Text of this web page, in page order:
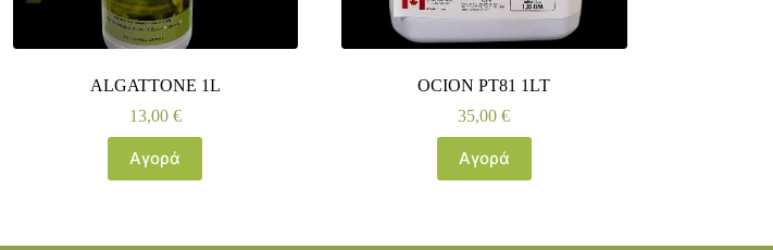
ALGATTONE 1L
13,00 €
Αγορά
OCION PT81 1LT
35,00€
Αγορά